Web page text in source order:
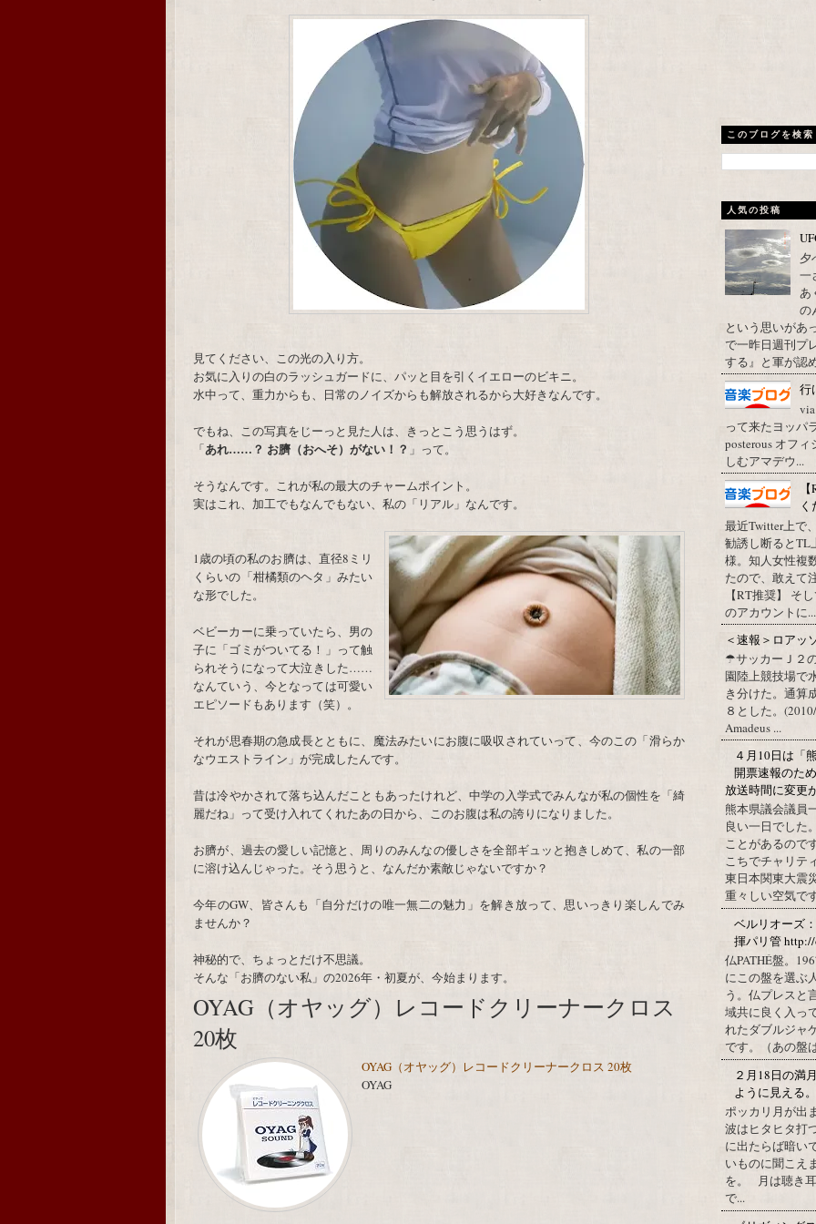
見てください、この光の入り方。
お気に入りの白のラッシュガードに、パッと目を引くイエローのビキニ。
水中って、重力からも、日常のノイズからも解放されるから大好きなんです。
でもね、この写真をじーっと見た人は、きっとこう思うはず。
「あれ……？ お臍（おへそ）がない！？ 」って。
そうなんです。これが私の最大のチャームポイント。
実はこれ、加工でもなんでもない、私の「リアル」なんです。
1歳の頃の私のお臍は、直径8ミリ
くらいの「柑橘類のヘタ」みたい
な形でした。
ベビーカーに乗っていたら、男の
子に「ゴミがついてる！」って触
られそうになって大泣きした……
なんていう、今となっては可愛い
エピソードもあります（笑）。
それが思春期の急成長とともに、魔法みたいにお腹に吸収されていって、今のこの「滑らか
なウエストライン」が完成したんです。
昔は冷やかされて落ち込んだこともあったけれど、中学の入学式でみんなが私の個性を「綺
麗だね」って受け入れてくれたあの日から、このお腹は私の誇りになりました。
お臍が、過去の愛しい記憶と、周りのみんなの優しさを全部ギュッと抱きしめて、私の一部
に溶け込んじゃった。そう思うと、なんだか素敵じゃないですか？
今年のGW、皆さんも「自分だけの唯一無二の魅力」を解き放って、思いっきり楽しんでみ
ませんか？
神秘的で、ちょっとだけ不思議。
そんな「お臍のない私」の2026年・初夏が、今始まります。
OYAG（オヤッグ）レコードクリーナークロス
20枚
OYAG（オヤッグ）レコードクリーナークロス 20枚
OYAG
このブログを検索
人気の投稿
夕
一
あ
の
という思いがあ
で一昨日週刊プ
する』と軍が認
行
って来たヨッパ
posterous オフ
しむアマデウ...
最近Twitter上で
勧誘し断るとTL
様。知人女性複
たので、敢えて
【RT推奨】 そ
のアカウントに...
＜速報＞ロアッ
☂サッカーＪ２
園陸上競技場で
き分けた。通算
８とした。
Amadeus ...
４月10日は「
開票速報のた
放送時間に変更
熊本県議会議員
良い一日でした
ことがあるので
こちでチャリテ
東日本関東大震
重々しい空気で
ベルリオーズ
揮パリ管
仏PATHÉ盤。
にこの盤を選ぶ
う。仏プレスと
域共に良く入っ
れたダブルジャ
です。（あの盤
２月18日の満
ように見える
ポッカリ月が出
波はヒタヒタ打
に出たらば暗い
いものに聞こえ
を。 月は聴き
で...